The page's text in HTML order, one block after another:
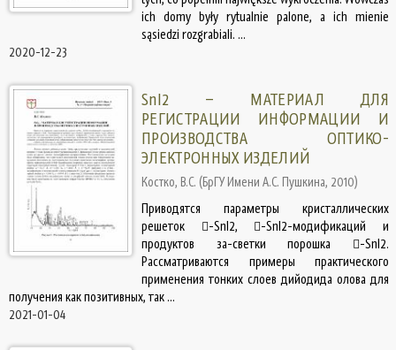
ich domy były rytualnie palone, a ich mienie
sąsiedzi rozgrabiali. ...
2020-12-23
SnI2 – МАТЕРИАЛ ДЛЯ
РЕГИСТРАЦИИ ИНФОРМАЦИИ И
ПРОИЗВОДСТВА ОПТИКО-
ЭЛЕКТРОННЫХ ИЗДЕЛИЙ
Костко, В.С. (БрГУ Имени А.С. Пушкина, 2010)
Приводятся параметры кристаллических
решеток -SnI2, -SnI2-модификаций и
продуктов за-светки порошка -SnI2.
Рассматриваются примеры практического
применения тонких слоев дийодида олова для
получения как позитивных, так ...
2021-01-04